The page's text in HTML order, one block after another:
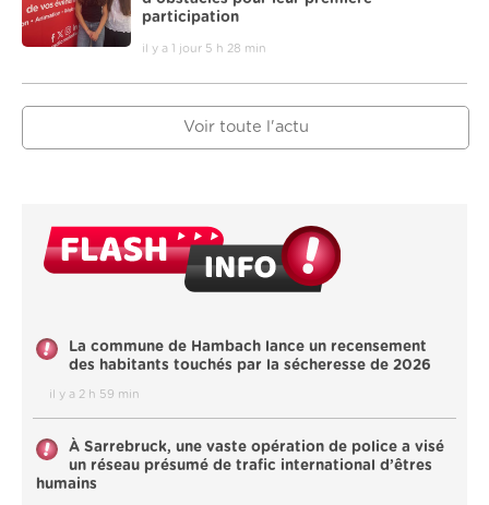
participation
il y a 1 jour 5 h 28 min
Voir toute l'actu
La commune de Hambach lance un recensement
des habitants touchés par la sécheresse de 2026
il y a 2 h 59 min
À Sarrebruck, une vaste opération de police a visé
un réseau présumé de trafic international d’êtres
humains